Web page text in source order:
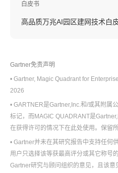
白皮书
高品质万兆AI园区建网技术白
Gartner免责声明
• Gartner, Magic Quadrant for
2026
• GARTNER是Gartner,Inc.和/或其附属
标记，而MAGIC QUADRANT是
在获得许可的情况下在此处使用。保留所
• Gartner并未在其研究报告中支持任何
用户只选择该等获最高评分或其它称号
Gartner研究与顾问组织的意见，且该